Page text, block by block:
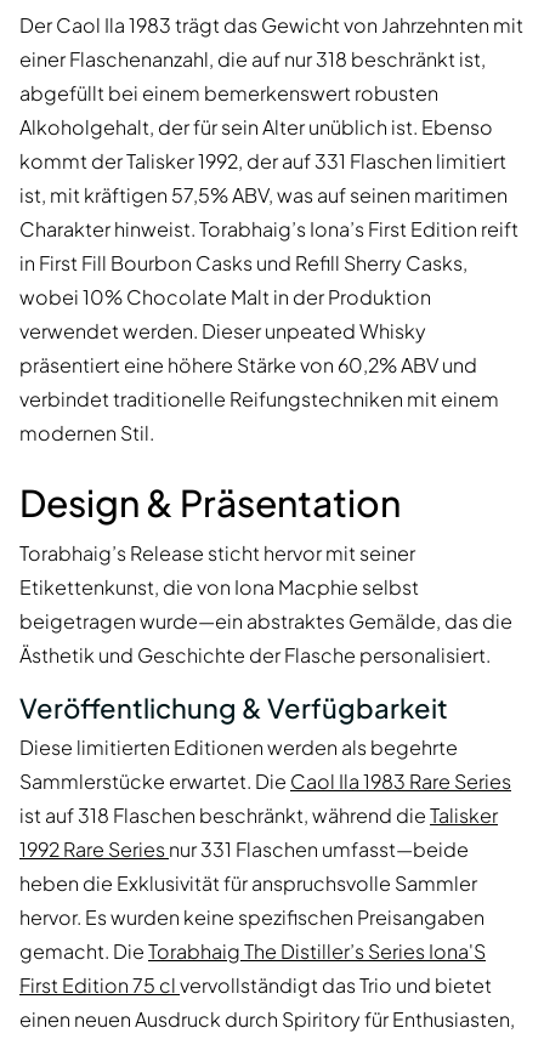
Der Caol Ila 1983 trägt das Gewicht von Jahrzehnten mit
einer Flaschenanzahl, die auf nur 318 beschränkt ist,
abgefüllt bei einem bemerkenswert robusten
Alkoholgehalt, der für sein Alter unüblich ist. Ebenso
kommt der Talisker 1992, der auf 331 Flaschen limitiert
ist, mit kräftigen 57,5% ABV, was auf seinen maritimen
Charakter hinweist. Torabhaig’s Iona’s First Edition reift
in First Fill Bourbon Casks und Refill Sherry Casks,
wobei 10% Chocolate Malt in der Produktion
verwendet werden. Dieser unpeated Whisky
präsentiert eine höhere Stärke von 60,2% ABV und
verbindet traditionelle Reifungstechniken mit einem
modernen Stil.
Design & Präsentation
Torabhaig’s Release sticht hervor mit seiner
Etikettenkunst, die von Iona Macphie selbst
beigetragen wurde—ein abstraktes Gemälde, das die
Ästhetik und Geschichte der Flasche personalisiert.
Veröffentlichung & Verfügbarkeit
Diese limitierten Editionen werden als begehrte
Sammlerstücke erwartet. Die Caol Ila 1983 Rare Series
ist auf 318 Flaschen beschränkt, während dieTalisker
1992 Rare Seriesnur 331 Flaschen umfasst—beide
heben die Exklusivität für anspruchsvolle Sammler
hervor. Es wurden keine spezifischen Preisangaben
gemacht. DieTorabhaig The Distiller’s Series Iona'S
First Edition 75 clvervollständigt das Trio und bietet
einen neuen Ausdruck durch Spiritory für Enthusiasten,